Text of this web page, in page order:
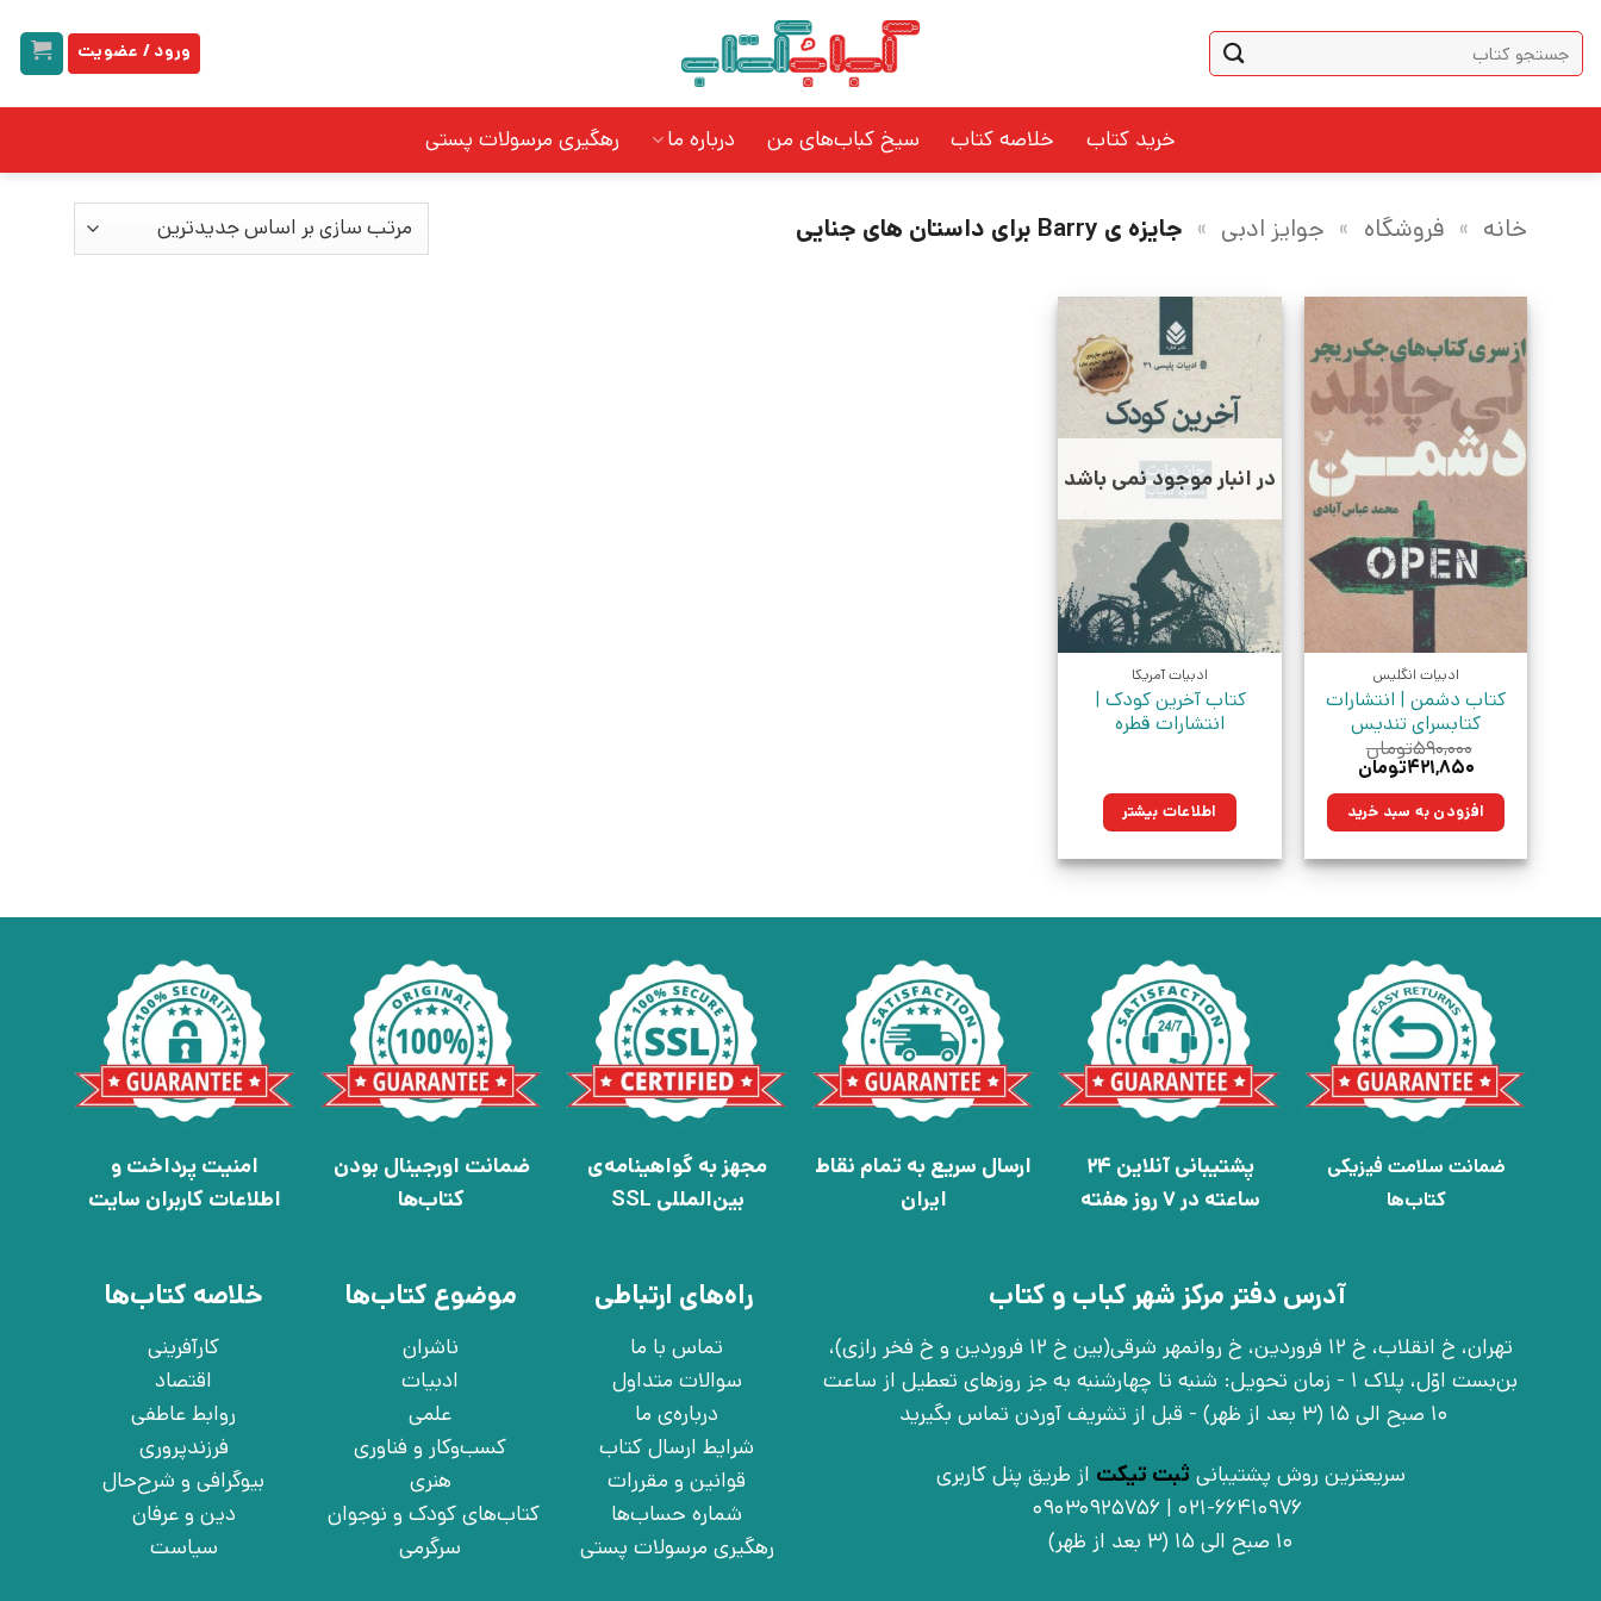
content
جستجو
برای:
ورود / عضویت
خرید کتاب خلاصه کتاب سیخ کباب‌های من درباره ما رهگیری مرسولات پستی
خانه » فروشگاه » جوایز ادبی » جایزه ی Barry برای داستان های جنایی
ادبیات انگلیس
کتاب دشمن | انتشارات
کتابسرای تندیس
۵۹۰,۰۰۰تومان
قیمت
۵۹۰,۰۰۰تومان
بود.
۴۲۱,۸۵۰تومان
۴۲۱,۸۵۰تومان.افزودن به سبد خرید
در انبار موجود نمی باشد
ادبیات آمریکا
کتاب آخرین کودک |
انتشارات قطره
اطلاعات بیشتر
ضمانت سلامت فیزیکی
کتاب‌ها
پشتیبانی آنلاین 24
ساعته در 7 روز هفته
ارسال سریع به تمام نقاط
ایران
مجهز به گواهینامه‌ی
بین‌المللی SSL
ضمانت اورجینال بودن
کتاب‌ها
امنیت پرداخت و
اطلاعات کاربران سایت
آدرس دفتر مرکز شهر کباب و کتاب
تهران، خ انقلاب، خ 12 فروردین، خ روانمهر شرقی(بین خ 12 فروردین و خ فخر رازی)،
بن‌بست اوّل، پلاک 1 - زمان تحویل: شنبه تا چهارشنبه به جز روزهای تعطیل از ساعت
10 صبح الی 15 (3 بعد از ظهر) - قبل از تشریف آوردن تماس بگیرید
سریعترین روش پشتیبانی ثبت تیکت از طریق پنل کاربری
10 صبح الی 15 (3 بعد از ظهر)
راه‌های ارتباطی
تماس با ما
سوالات متداول
درباره‌ی ما
شرایط ارسال کتاب
قوانین و مقررات
شماره حساب‌ها
رهگیری مرسولات پستی
موضوع کتاب‌ها
ناشران
ادبیات
علمی
کسب‌وکار و فناوری
هنری
کتاب‌های کودک و نوجوان
سرگرمی
خلاصه کتاب‌ها
کارآفرینی
اقتصاد
روابط عاطفی
فرزندپروری
بیوگرافی و شرح‌حال
دین و عرفان
سیاست